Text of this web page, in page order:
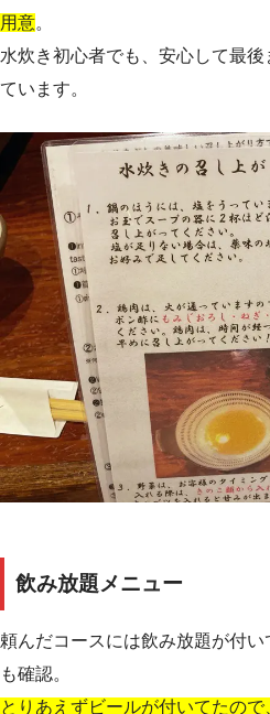
用意。
水炊き初心者でも、安心して最
ています。
飲み放題メニュー
頼んだコースには飲み放題が付
も確認。
とりあえずビールが付いてたので